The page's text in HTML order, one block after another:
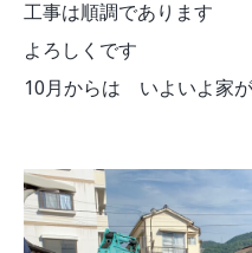
工事は順調であります
よろしくです
10月からは いよいよ家